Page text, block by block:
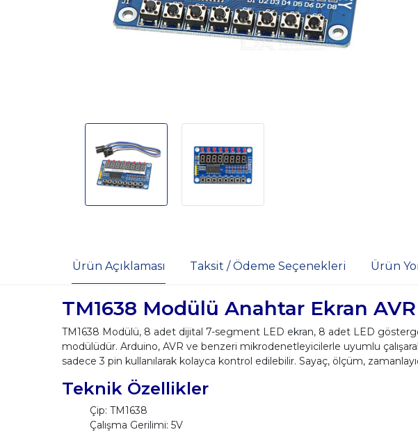
Ürün Açıklaması Taksit / Ödeme Seçenekleri Ürün
TM1638 Modülü Anahtar Ekran
TM1638 Modülü, 8 adet dijital 7-segment LED ekran, 8 adet LED
modülüdür. Arduino, AVR ve benzeri mikrodenetleyicilerle uyumlu
sadece 3 pin kullanılarak kolayca kontrol edilebilir. Sayaç, ölçüm,
Teknik Özellikler
Çip: TM1638
Çalışma Gerilimi: 5V